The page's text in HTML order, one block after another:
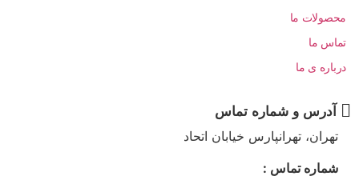
محصولات ما
تماس ما
درباره ی ما
آدرس و شماره تماس
تهران، تهرانپارس خیابان اتحاد
شماره تماس :